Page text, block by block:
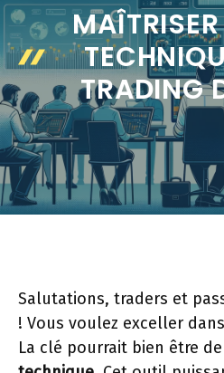
TRADING
Salutations, traders et
! Vous voulez exceller
La clé pourrait bien être